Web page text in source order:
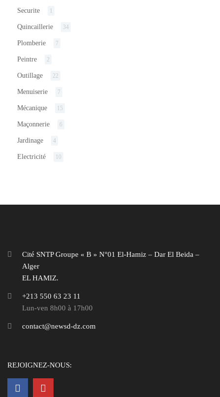
Securite
Quincaillerie 34
Plomberie 7
Peintre 2
Outillage 22
Menuiserie 7
Mécanique 15
Maçonnerie 6
Jardinage 4
Electricité 10
Cité SNTP Groupe « B » N°01 El-Hamiz – Dar El Beida –
Alger
EL HAMIZ.
+213 550 63 23 11
Lun-ven 8h00 à 17h00
contact@newsd-dz.com
REJOIGNEZ-NOUS: